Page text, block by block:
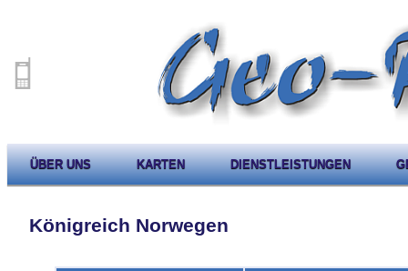
ÜBER UNS KARTEN DIENSTLEISTUNGEN
Königreich Norwegen